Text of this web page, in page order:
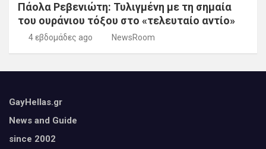
Πάολα Ρεβενιώτη: Τυλιγμένη με τη σημαία
του ουράνιου τόξου στο «τελευταίο αντίο»
4 εβδομάδες ago NewsRoom
GayHellas.gr
News and Guide
since 2002